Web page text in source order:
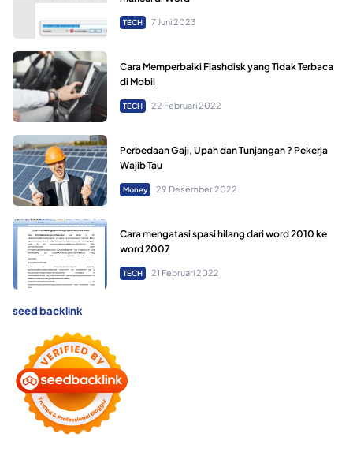
TECH 7 Juni 2023
Cara Memperbaiki Flashdisk yang Tidak Terbaca
di Mobil
TECH 22 Februari 2022
Perbedaan Gaji, Upah dan Tunjangan ? Pekerja
Wajib Tau
Money 29 Desember 2022
Cara mengatasi spasi hilang dari word 2010 ke
word 2007
TECH 21 Februari 2022
seed backlink